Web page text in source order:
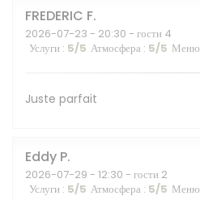
FREDERIC F
2026-07-23 - 20:30 - гости 4
Услуги : 5/5 Атмосфера : 5/5 Меню
Juste parfait
Eddy P
2026-07-29 - 12:30 - гости 2
Услуги : 5/5 Атмосфера : 5/5 Меню